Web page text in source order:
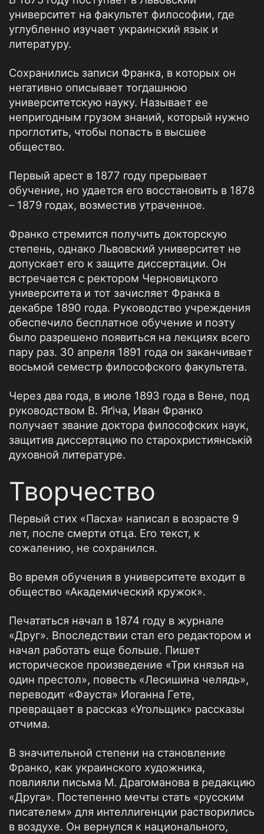
университет на факультет философии, где
углубленно изучает украинский язык и
литературу.
Сохранились записи Франка, в которых он
негативно описывает тогдашнюю
университетскую науку. Называет ее
непригодным грузом знаний, который нужно
проглотить, чтобы попасть в высшее
общество.
Первый арест в 1877 году прерывает
обучение, но удается его восстановить в 1878
– 1879 годах, возместив утраченное.
Франко стремится получить докторскую
степень, однако Львовский университет не
допускает его к защите диссертации. Он
встречается с ректором Черновицкого
университета и тот зачисляет Франка в
декабре 1890 года. Руководство учреждения
обеспечило бесплатное обучение и поэту
было разрешено появиться на лекциях всего
пару раз. 30 апреля 1891 года он заканчивает
восьмой семестр философского факультета.
Через два года, в июле 1893 года в Вене, под
руководством В. Яґіча, Иван Франко
получает звание доктора философских наук,
защитив диссертацию по старохристиянській
духовной литературе.
Творчество
Первый стих «Пасха» написал в возрасте 9
лет, после смерти отца. Его текст, к
сожалению, не сохранился.
Во время обучения в университете входит в
общество «Академический кружок».
Печататься начал в 1874 году в журнале
«Друг». Впоследствии стал его редактором и
начал работать еще больше. Пишет
историческое произведение «Три князья на
один престол», повесть «Лесишина челядь»,
переводит «Фауста» Иоганна Гете,
превращает в рассказ «Угольщик» рассказы
отчима.
В значительной степени на становление
Франко, как украинского художника,
повлияли письма М. Драгоманова в редакцию
«Друга». Постепенно мечты стать «русским
писателем» для интеллигенции растворились
в воздухе. Он вернулся к национального,